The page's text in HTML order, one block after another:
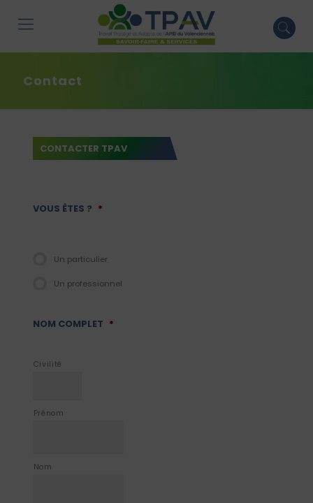
Contact
CONTACTER TPAV
VOUS ÊTES ? *
Un particulier
Un professionnel
NOM COMPLET *
Civilité
Prénom
Nom